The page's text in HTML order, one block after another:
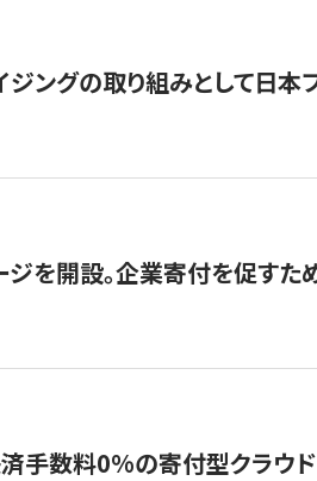
ジングの取り組みとして日
を開設。企業寄付を促すた
手数料0%の寄付型クラウ